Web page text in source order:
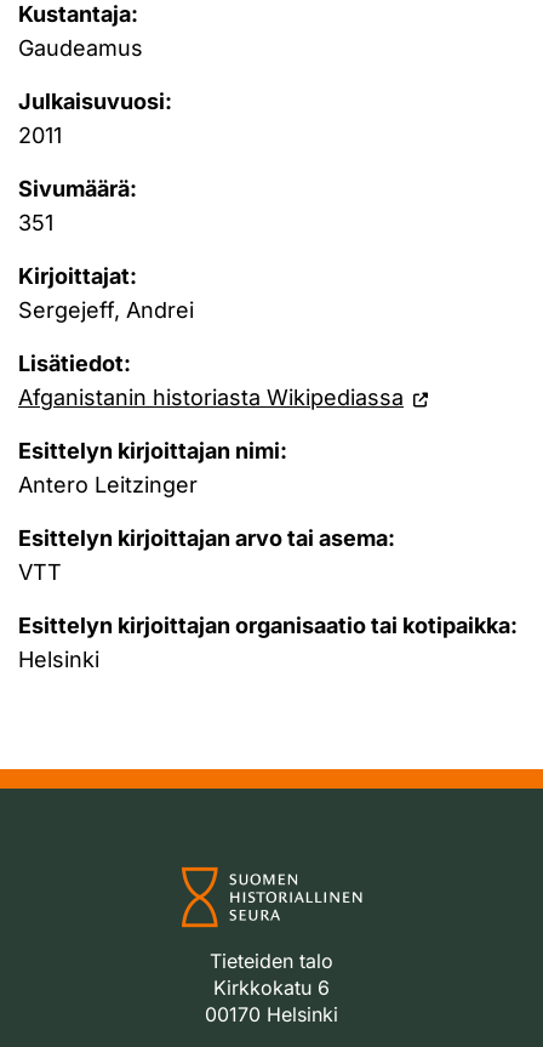
Kustantaja:
Gaudeamus
Julkaisuvuosi:
2011
Sivumäärä:
351
Kirjoittajat:
Sergejeff, Andrei
Lisätiedot:
Afganistanin historiasta Wikipediassa
Esittelyn kirjoittajan nimi:
Antero Leitzinger
Esittelyn kirjoittajan arvo tai asema:
VTT
Esittelyn kirjoittajan organisaatio tai kotipaikka:
Helsinki
Tieteiden talo
Kirkkokatu 6
00170 Helsinki